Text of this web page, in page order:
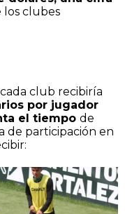
los clubes
club recibiría
por jugador
el tiempo de
de participación en